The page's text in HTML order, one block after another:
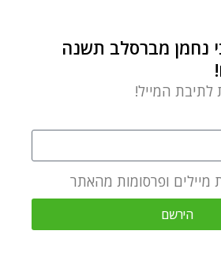
קשורים
מברסלב – העני והיהלום – החיפוש אחר
היהלום האמיתי
הוספת תגובה
נחמן מברסלב תשנה
לתיבת המייל!
ופרסומות מהאתר
הירשם